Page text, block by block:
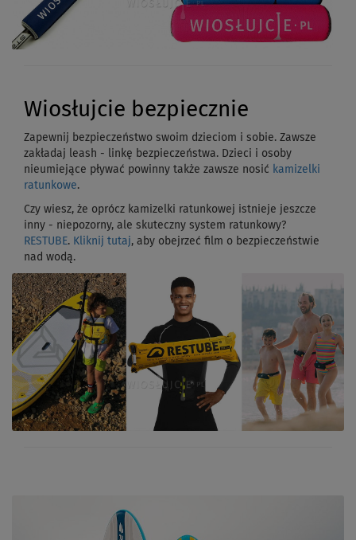
Wiosłujcie bezpiecznie
Zapewnij bezpieczeństwo swoim dzieciom i sobie. Zawsze
zakładaj leash - linkę bezpieczeństwa. Dzieci i osoby
nieumiejące pływać powinny także zawsze nosić kamizelki
ratunkowe.
Czy wiesz, że oprócz kamizelki ratunkowej istnieje jeszcze
inny - niepozorny, ale skuteczny system ratunkowy?
RESTUBE. Kliknij tutaj, aby obejrzeć film o bezpieczeństwie
nad wodą.